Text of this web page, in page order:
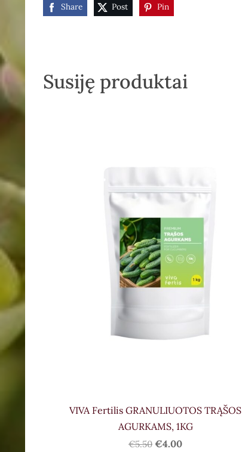
Share Post Pin
Susiję produktai
VIVA Fertilis GRANULIUOTOS TRĄŠOS
AGURKAMS, 1KG
€5.50 €4.00